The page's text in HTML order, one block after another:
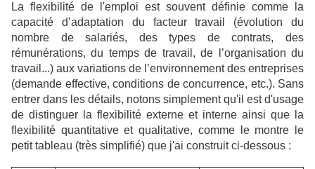
La flexibilité de l'emploi est souvent définie comme la
capacité d’adaptation du facteur travail (évolution du
nombre de salariés, des types de contrats, des
rémunérations, du temps de travail, de l’organisation du
travail...) aux variations de l’environnement des entreprises
(demande effective, conditions de concurrence, etc.). Sans
entrer dans les détails, notons simplement qu'il est d'usage
de distinguer la flexibilité externe et interne ainsi que la
flexibilité quantitative et qualitative, comme le montre le
petit tableau (très simplifié) que j'ai construit ci-dessous :